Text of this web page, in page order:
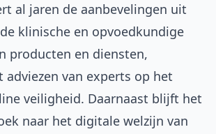
al jaren de aanbevelingen uit
klinische en opvoedkundige
producten en diensten,
adviezen van experts op het
veiligheid. Daarnaast blijft het
naar het digitale welzijn van